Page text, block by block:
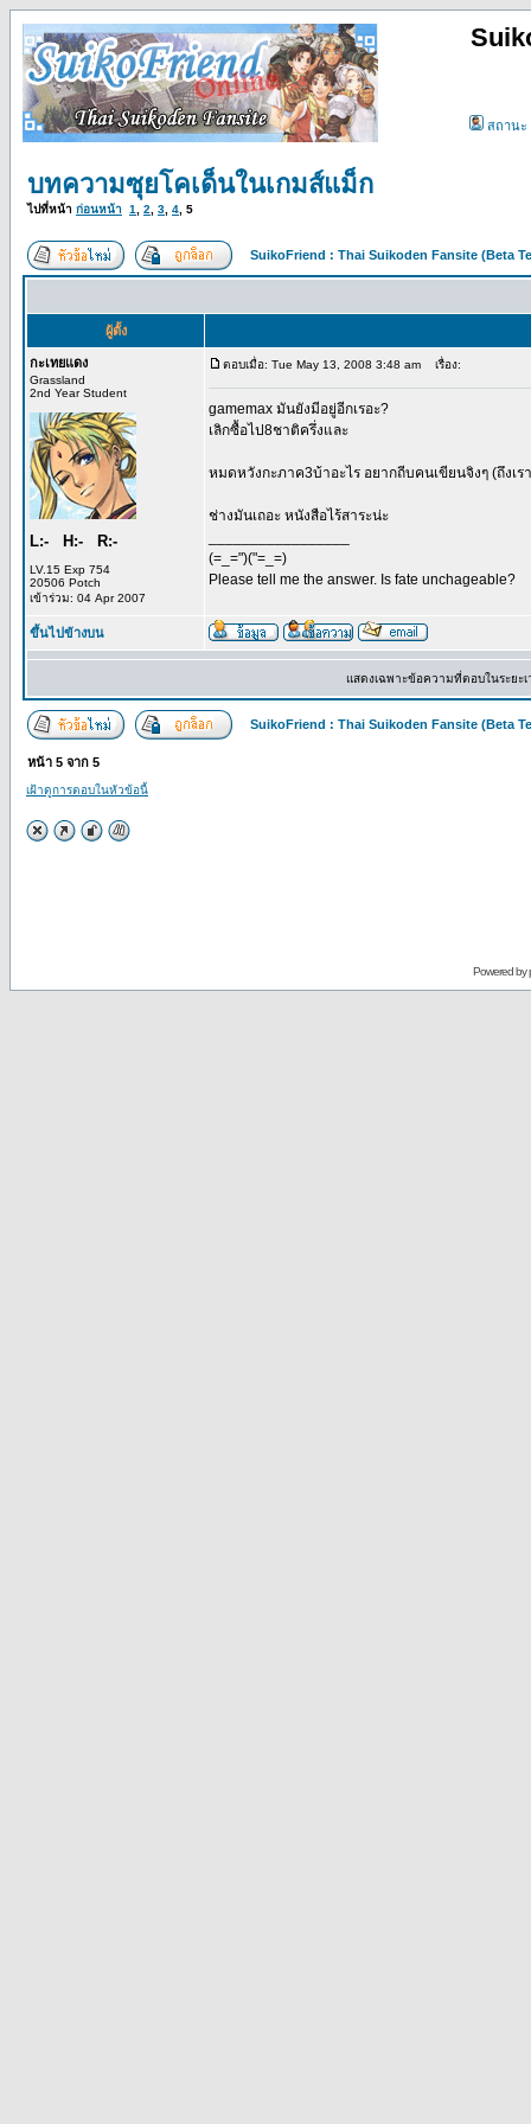
สถานะ
บทความซุยโคเด็นในเกมส์แม็ก
ไปที่หน้า ก่อนหน้า 1 2 3 4 5
SuikoFriend : Thai Suikoden Fansite (Beta
ผู้ตั้ง
กะเทยแดง
Grassland
2nd Year Student
L:- H:- R:-
LV.15 Exp 754
20506 Potch
เข้าร่วม: 04 Apr 2007
ตอบเมื่อ: Tue May 13, 2008 3:48 am เรื่อง:
gamemax มันยังมีอยู่อีกเรอะ?
เลิกซื้อไป8ชาติครึ่งและ
หมดหวังกะภาค3บ้าอะไร อยากถีบคนเขียนจิงๆ (ถึงเร
ช่างมันเถอะ หนังสือไร้สาระน่ะ
(=_=")("=_=)
Please tell me the answer. Is fate unchageable?
ขึ้นไปข้างบน
แสดงเฉพาะข้อความที่ตอบในระยะ
SuikoFriend : Thai Suikoden Fansite (Beta
หน้า 5 จาก 5
เฝ้าดูการตอบในหัวข้อนี้
Powered by